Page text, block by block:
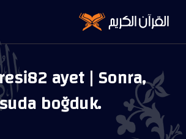
82 ayet | Sonra,
boğduk.